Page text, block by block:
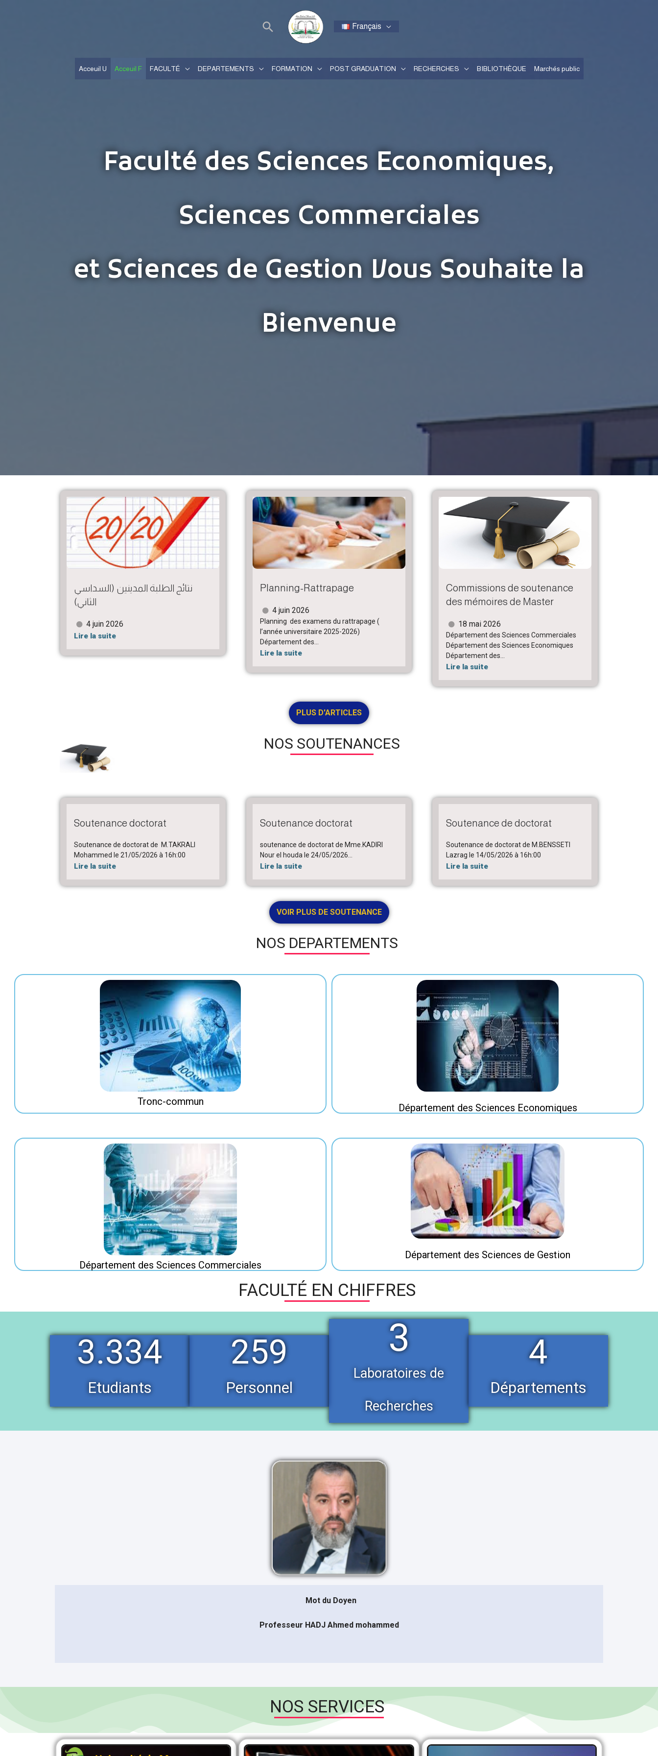
Français
Acceuil U Acceuil F FACULTÉ DEPARTEMENTS FORMATION POST GRADUATION RECHERCHES BIBLIOTHÈQUE Marchés public
Faculté des Sciences Economiques,
Sciences Commerciales
et Sciences de Gestion Vous Souhaite la
Bienvenue
نتائج الطلبة المدينين (السداسي
الثاني)
4 juin 2026
Lire la suite
Planning-Rattrapage
4 juin 2026
Planning des examens du rattrapage (
l’année universitaire 2025-2026)
Département des...
Lire la suite
Commissions de soutenance
des mémoires de Master
18 mai 2026
Département des Sciences Commerciales
Département des Sciences Economiques
Département des...
Lire la suite
PLUS D'ARTICLES
NOS SOUTENANCES
Soutenance doctorat
Soutenance de doctorat de M.TAKRALI
Mohammed le 21/05/2026 à 16h:00
Lire la suite
Soutenance doctorat
soutenance de doctorat de Mme.KADIRI
Nour el houda le 24/05/2026...
Lire la suite
Soutenance de doctorat
Soutenance de doctorat de M.BENSSETI
Lazrag le 14/05/2026 à 16h:00
Lire la suite
VOIR PLUS DE SOUTENANCE
NOS DEPARTEMENTS
Tronc-commun
Département des Sciences Economiques
Département des Sciences Commerciales
Département des Sciences de Gestion
FACULTÉ EN CHIFFRES
3.334
Etudiants
259
Personnel
3
Laboratoires de
Recherches
4
Départements
Mot du Doyen
Professeur HADJ Ahmed mohammed
NOS SERVICES